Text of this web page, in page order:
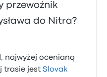
przewoźnik
do Nitra?
najwyżej ocenianą
trasie jestSlovak